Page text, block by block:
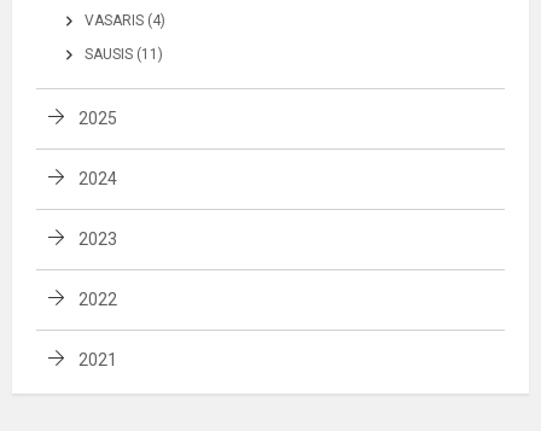
VASARIS (4)
SAUSIS (11)
2025
2024
2023
2022
2021